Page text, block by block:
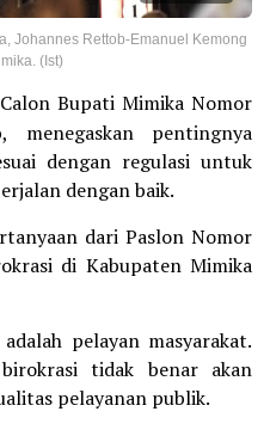
Johannes Rettob-Emanuel Kemong
(Ist)
Bupati Mimika Nomor
pentingnya
dengan regulasi untuk
dengan baik.
dari Paslon Nomor
di Kabupaten Mimika
pelayan masyarakat.
tidak benar akan
pelayanan publik.